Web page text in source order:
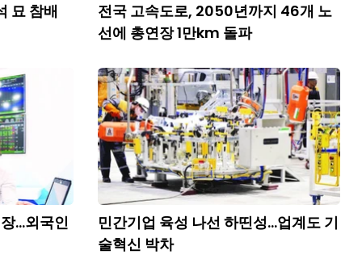
묘 참배
전국 고속도로, 2050년까지 46개 노
선에 총연장 1만km 돌파
...외국인
민간기업 육성 나선 하띤성...업계도 기
술혁신 박차